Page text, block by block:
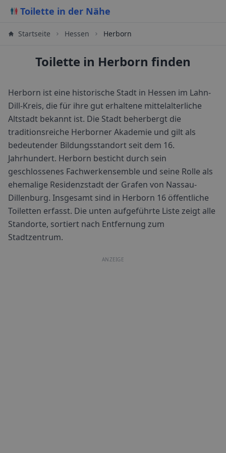
Toilette in der Nähe
Startseite Hessen Herborn
Toilette in Herborn finden
Herborn ist eine historische Stadt in Hessen im Lahn-
Dill-Kreis, die für ihre gut erhaltene mittelalterliche
Altstadt bekannt ist. Die Stadt beherbergt die
traditionsreiche Herborner Akademie und gilt als
bedeutender Bildungsstandort seit dem 16.
Jahrhundert. Herborn besticht durch sein
geschlossenes Fachwerkensemble und seine Rolle als
ehemalige Residenzstadt der Grafen von Nassau-
Dillenburg. Insgesamt sind in Herborn 16 öffentliche
Toiletten erfasst. Die unten aufgeführte Liste zeigt alle
Standorte, sortiert nach Entfernung zum
Stadtzentrum.
ANZEIGE